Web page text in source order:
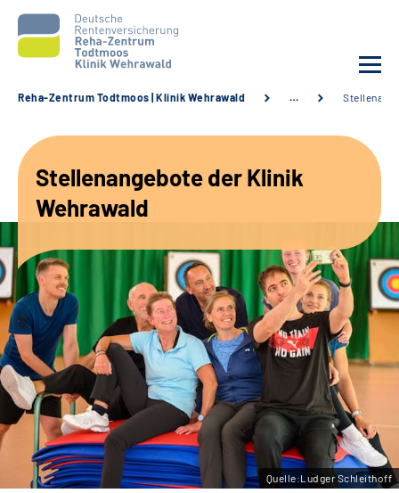
Unsere Angebote
Karriere
Sozialdienste & Zuweisende
Suche
Leichte Sprache
Gebärdensprache
Reha-Zentrum Todtmoos | Klinik Wehrawald …
Stellenangebote der Klinik
Wehrawald
Quelle:Ludger Schleithoff